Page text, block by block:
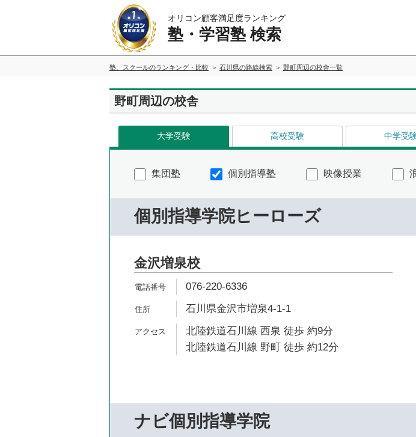
オリコン顧客満足度ランキング
塾・学習塾 検索
塾、スクールのランキング・比較 石川県の路線検索 野町周辺の校舎一覧
野町周辺の校舎
大学受験 高校受験 中学受
集団塾 個別指導塾 映像授業
個別指導学院ヒーローズ
金沢増泉校
076-220-6336
石川県金沢市増泉4-1-1
北陸鉄道石川線 西泉 徒歩 約9分
北陸鉄道石川線 野町 徒歩 約12分
ナビ個別指導学院